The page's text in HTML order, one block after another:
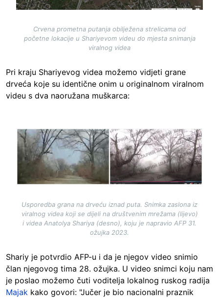
Crvena prometna putanja obilježena strelicama od
početne lokacije u Shariyevom videu do mjesta snimanja
viralnog videa
Pri kraju Shariyevog videa možemo vidjeti grane
drveća koje su identične onim u originalnom viralnom
videu s dva naoružana muškarca:
Image
Usporedba grana na drveću iznad puta. Snimka zaslona iz
viralnog videa koji se dijeli na društvenim mrežama (lijevo)
i videa Anatolya Shariya (desno), koju je napravio AFP 31.
ožujka 2023.
Shariy je potvrdio AFP-u i da je njegov video snimio
član njegovog tima 28. ožujka. U video snimci koju nam
je poslao možemo čuti voditelja lokalnog ruskog radija
Majak kako govori: "Jučer je bio nacionalni praznik